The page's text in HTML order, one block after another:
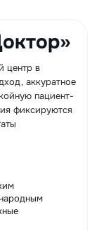
центр в
аккуратное
пациент-
фиксируются